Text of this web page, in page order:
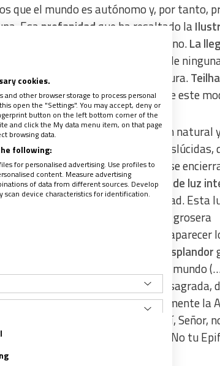
que el mundo es autónomo y, por tanto,
Esa profanidadque ha resaltado la
siempre en el pensamiento cristiano.La
, no es el anuncio de
lo viste, en cambio, de su hermosura.
y contemplativo, lo expresaba de este
de lo divino no modifica el orden natural
(…). Como esas materias traslúcidas,
por un rayo de luz que en ellas se
cristiano, aparecebañado de luz
su relieve y su profundidad. Esta
que puede ser captado por una grosera
es el brillo crudo que hace desaparecer
sereno y poderoso resplandor
Jesús de todos los elementos del mundo
ligeramente una expresión sagrada,
del cristianismo no es exactamente la
. ¡Oh! Sí, Señor,
sino
. No tu
cookies.
other browser storage to process personal
open the "Settings". You may accept, deny or
button on the left bottom corner of the
and click the My data menu item, on that page
browsing data.
following:
for personalised advertising. Use profiles to
content. Measure advertising
of data from different sources. Develop
device characteristics for identification.